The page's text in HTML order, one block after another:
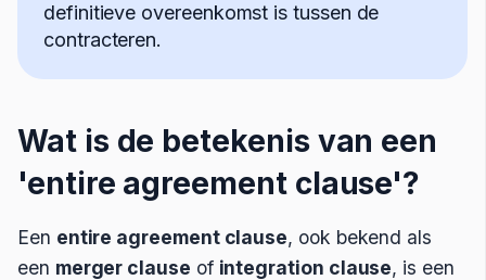
definitieve overeenkomst is tussen de
contracteren.
Wat is de betekenis van een
'entire agreement clause'?
Een entire agreement clause, ook bekend als
een merger clause of integration clause, is een